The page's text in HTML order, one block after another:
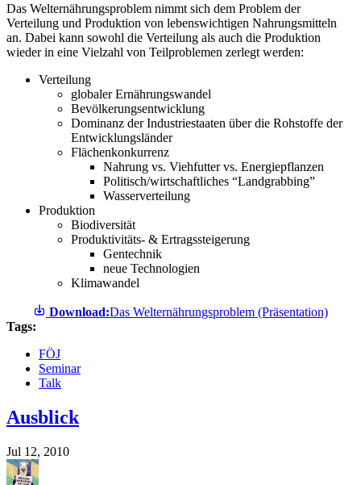
Das Welternährungsproblem nimmt sich dem Problem der
Verteilung und Produktion von lebenswichtigen Nahrungsmitteln
an. Dabei kann sowohl die Verteilung als auch die Produktion
wieder in eine Vielzahl von Teilproblemen zerlegt werden:
Verteilung
globaler Ernährungswandel
Bevölkerungsentwicklung
Dominanz der Industriestaaten über die Rohstoffe der
Entwicklungsländer
Flächenkonkurrenz
Nahrung vs. Viehfutter vs. Energiepflanzen
Politisch/wirtschaftliches “Landgrabbing”
Wasserverteilung
Produktion
Biodiversität
Produktivitäts- & Ertragssteigerung
Gentechnik
neue Technologien
Klimawandel
Download:Das Welternährungsproblem (Präsentation)
Tags:
FÖJ
Seminar
Talk
Ausblick
Jul 12, 2010